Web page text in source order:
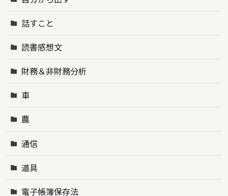
話すこと
読書感想文
財務＆非財務分析
車
農
通信
道具
電子帳簿保存法